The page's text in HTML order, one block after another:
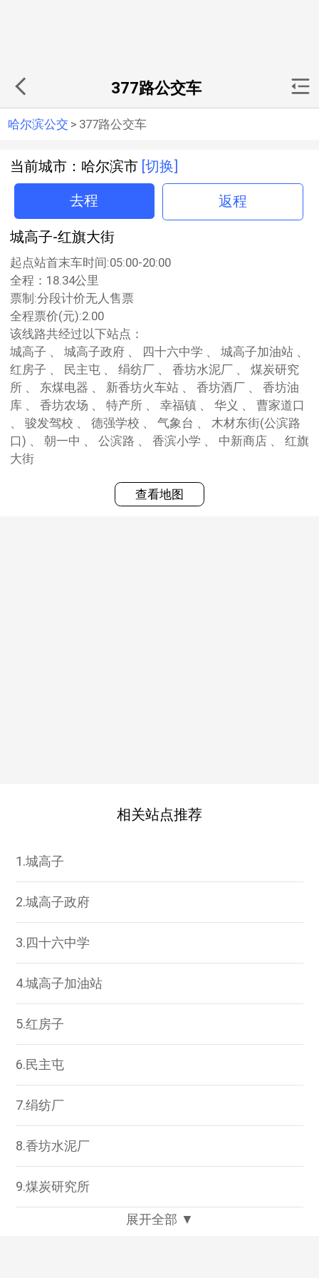
377路公交车
哈尔滨公交 > 377路公交车
当前城市：哈尔滨市 [切换]
去程 返程
城高子-红旗大街
起点站首末车时间:05:00-20:00
全程：18.34公里
票制:分段计价无人售票
全程票价(元):2.00
该线路共经过以下站点：
城高子 、 城高子政府 、 四十六中学 、 城高子加油站 、
红房子 、 民主屯 、 绢纺厂 、 香坊水泥厂 、 煤炭研究
所 、 东煤电器 、 新香坊火车站 、 香坊酒厂 、 香坊油
库 、 香坊农场 、 特产所 、 幸福镇 、 华义 、 曹家道口
、 骏发驾校 、 德强学校 、 气象台 、 木材东街(公滨路
口) 、 朝一中 、 公滨路 、 香滨小学 、 中新商店 、 红旗
大街
查看地图
相关站点推荐
1.城高子
2.城高子政府
3.四十六中学
4.城高子加油站
5.红房子
6.民主屯
7.绢纺厂
8.香坊水泥厂
9.煤炭研究所
展开全部 ▼